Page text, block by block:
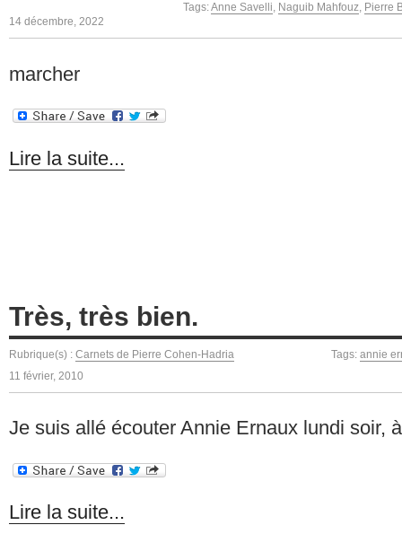
Tags:Anne Savelli, Naguib Mahfouz, Pierre
14 décembre, 2022
marcher
Lire la suite...
Très, très bien.
Rubrique(s) : Carnets de Pierre Cohen-Hadria Tags: annie
11 février, 2010
Je suis allé écouter Annie Ernaux lundi soir,
Lire la suite...